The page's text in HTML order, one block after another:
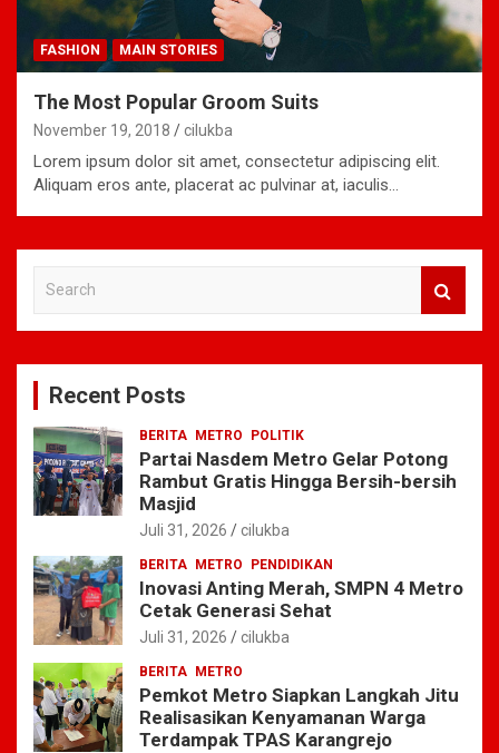
FASHION MAIN STORIES
The Most Popular Groom Suits
November 19, 2018 cilukba
Lorem ipsum dolor sit amet, consectetur adipiscing elit.
Aliquam eros ante, placerat ac pulvinar at, iaculis…
c
Recent Posts
BERITA METRO POLITIK
Partai Nasdem Metro Gelar Potong
Rambut Gratis Hingga Bersih-bersih
Masjid
Juli 31, 2026 cilukba
BERITA METRO PENDIDIKAN
Inovasi Anting Merah, SMPN 4 Metro
Cetak Generasi Sehat
Juli 31, 2026 cilukba
BERITA METRO
Pemkot Metro Siapkan Langkah Jitu
Realisasikan Kenyamanan Warga
Terdampak TPAS Karangrejo